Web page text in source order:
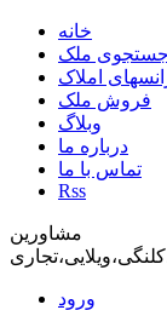
خانه
جستجوی ملک
املاک
فروش ملک
وبلاگ
درباره ما
تماس با ما
Rss
مشاورین
ورود